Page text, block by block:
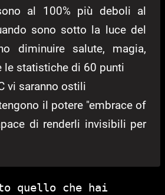
al 100% più deboli al
sono sotto la luce del
diminuire salute, magia,
le statistiche di 60 punti
vi saranno ostili
il potere "embrace of
di renderli invisibili per
quello che hai